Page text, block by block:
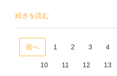
続きを読む
前へ 1 2 3 4
10 11 12 13